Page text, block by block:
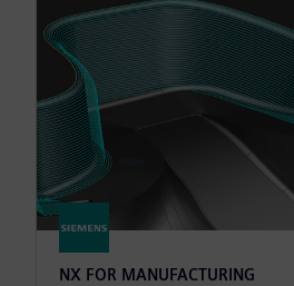
NX FOR MANUFACTURING